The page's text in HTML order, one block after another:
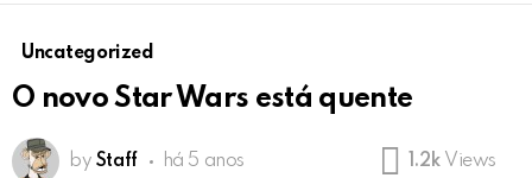
Uncategorized
O novo Star Wars está quente
by Staff há 5 anos 1.2k Views